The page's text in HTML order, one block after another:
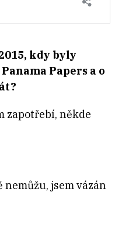
kdy byly
Papers a o
zapotřebí, někde
jsem vázán